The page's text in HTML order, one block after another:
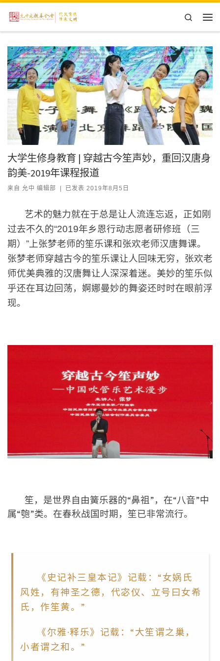
Skip to content
Search
大学生修身教育 | 穿越古今笙声妙，重回汉唐身
韵美-2019年课程报道
来自 允中 编辑部 | 已发表 2019年8月5日
艺术的魅力就在于总是让人流连忘返，正如刚
过去不久的“2019年乡恩行动志愿者研修班（三
期）”上张梦老师的笙乐课和张欢老师汉唐舞课。
张梦老师穿越古今的笙乐课让人回味无穷，张欢老
师优美典雅的汉唐舞让人深深着迷。美妙的笙乐似
乎还在耳边回荡，婀娜曼妙的舞姿还时时在眼前浮
现。
笙， 是世界自由簧乐器的“鼻祖”，在“八音”中
属“匏”类。在春秋战国时期 ，笙已非常流行。
《史记补三皇本记》记载：“女娲氏
风姓，有神圣之德，代宓仪、立号曰女希
氏，作笙黄。”
《尔雅·释乐》记载：“大笙谓之巢，
小者谓之和。”